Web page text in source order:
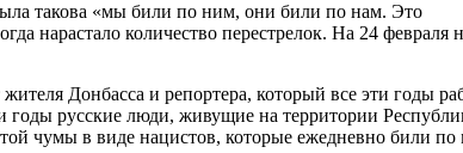
такова «мы били по ним, они били по нам. Это
нарастало количество перестрелок. На 24 февраля
Донбасса и репортера, который все эти годы
русские люди, живущие на территории
чумы в виде нацистов, которые ежедневно били